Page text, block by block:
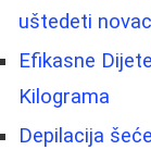
uštedeti novac
Efikasne
Kilograma
Depilacija